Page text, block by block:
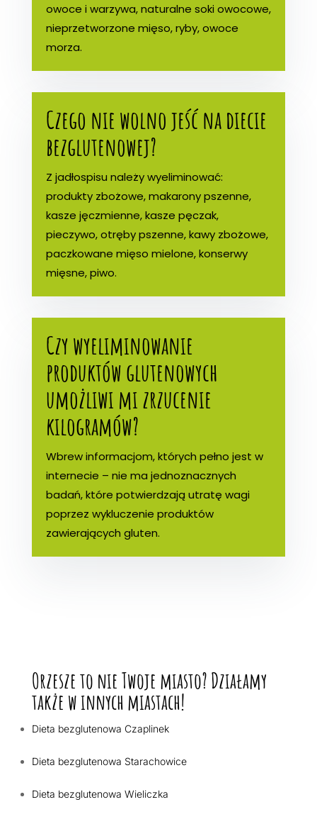
owoce i warzywa, naturalne soki owocowe,
nieprzetworzone mięso, ryby, owoce
morza.
Czego nie wolno jeść na diecie
bezglutenowej?
Z jadłospisu należy wyeliminować:
produkty zbożowe, makarony pszenne,
kasze jęczmienne, kasze pęczak,
pieczywo, otręby pszenne, kawy zbożowe,
paczkowane mięso mielone, konserwy
mięsne, piwo.
Czy wyeliminowanie
produktów glutenowych
umożliwi mi zrzucenie
kilogramów?
Wbrew informacjom, których pełno jest w
internecie – nie ma jednoznacznych
badań, które potwierdzają utratę wagi
poprzez wykluczenie produktów
zawierających gluten.
Orzesze to nie Twoje miasto? Działamy
także w innych miastach!
Dieta bezglutenowa Czaplinek
Dieta bezglutenowa Starachowice
Dieta bezglutenowa Wieliczka